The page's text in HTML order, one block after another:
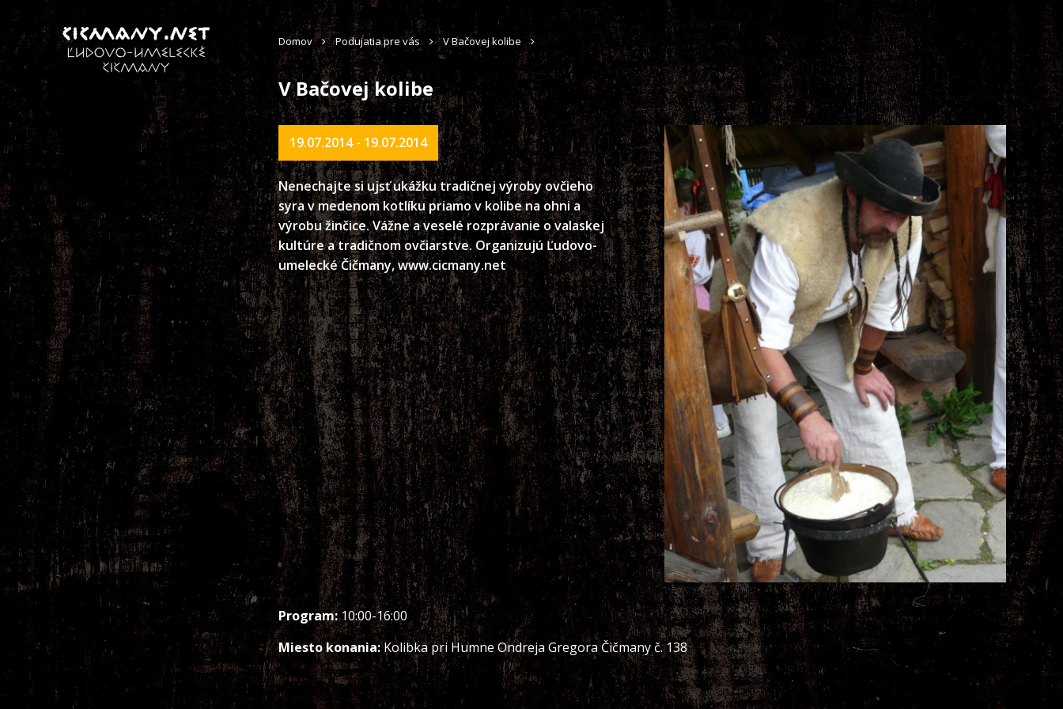
Domov Podujatia pre vás V Bačovej kolibe
V Bačovej kolibe
19.07.2014 - 19.07.2014
Nenechajte si ujsť ukážku tradičnej výroby ovčieho
syra v medenom kotlíku priamo v kolibe na ohni a
výrobu žinčice. Vážne a veselé rozprávanie o valaskej
kultúre a tradičnom ovčiarstve. Organizujú Ľudovo-
umelecké Čičmany, www.cicmany.net
Program:10:00-16:00
Miesto konania:Kolibka pri Humne Ondreja Gregora Čičmany č. 138